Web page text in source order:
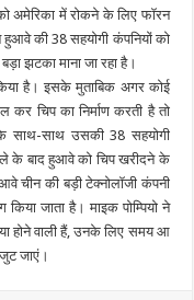
अमेरिका में रोकने के लिए फॉरन
हुआवे की 38 सहयोगी कंपनियों को
झटका माना जा रहा है।
है। इसके मुताबिक अगर कोई
चिप का निर्माण करती है तो
साथ-साथ उसकी 38 सहयोगी
के बाद हुआवे को चिप खरीदने के
चीन की बड़ी टेक्नोलॉजी कंपनी
जाता है। माइक पोम्पियो ने
होने वाली हैं, उनके लिए समय आ
जाएं।